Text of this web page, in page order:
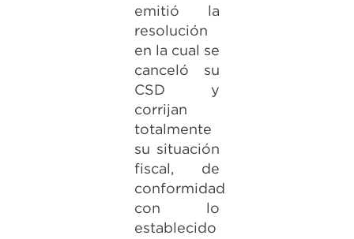
emitió la
resolución
en la cual se
canceló su
CSD y
corrijan
totalmente
su situación
fiscal, de
conformidad
con lo
establecido